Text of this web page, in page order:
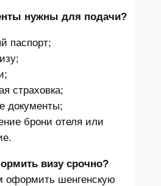
нужны для подачи?
паспорт;
страховка;
документы;
брони отеля или
визу срочно?
оформить шенгенскую